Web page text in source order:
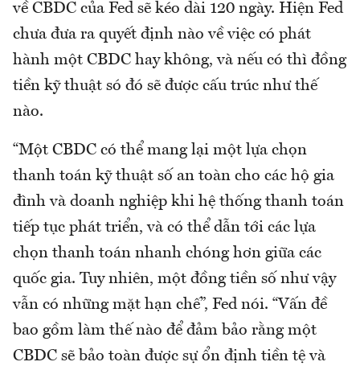
về CBDC của Fed sẽ kéo dài 120 ngày. Hiện Fed
chưa đưa ra quyết định nào về việc có phát
hành một CBDC hay không, và nếu có thì đồng
tiền kỹ thuật só đó sẽ được cấu trúc như thế
nào.
“Một CBDC có thể mang lại một lựa chọn
thanh toán kỹ thuật số an toàn cho các hộ gia
đình và doanh nghiệp khi hệ thống thanh toán
tiếp tục phát triển, và có thể dẫn tới các lựa
chọn thanh toán nhanh chóng hơn giữa các
quốc gia. Tuy nhiên, một đồng tiền số như vậy
vẫn có những mặt hạn chế”, Fed nói. “Vấn đề
bao gồm làm thế nào để đảm bảo rằng một
CBDC sẽ bảo toàn được sự ổn định tiền tệ và